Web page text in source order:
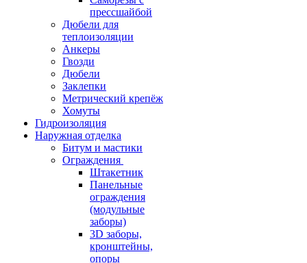
прессшайбой
Дюбели для
теплоизоляции
Анкеры
Гвозди
Дюбели
Заклепки
Метрический крепёж
Хомуты
Гидроизоляция
Наружная отделка
Битум и мастики
Ограждения
Штакетник
Панельные
ограждения
(модульные
заборы)
3D заборы,
кронштейны,
опоры